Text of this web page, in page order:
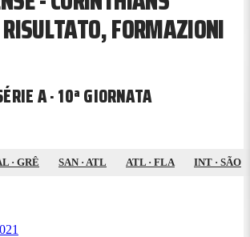
FORMAZIONI
A · 10ª GIORNATA
· GRÊ SAN · ATL ATL · FLA INT · SÃO